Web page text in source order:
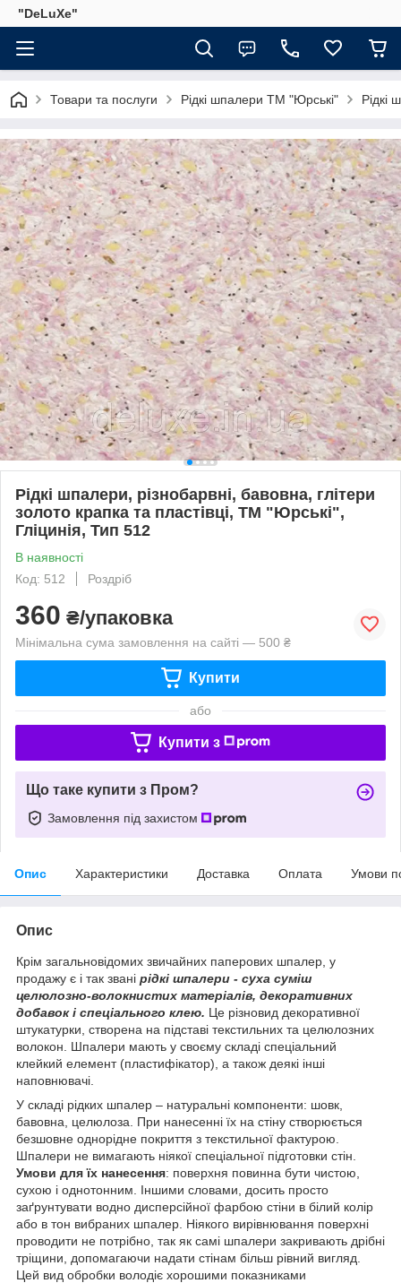
"DeLuХe"
Товари та послуги Рідкі шпалери ТМ "Юрські" Рідкі
Рідкі шпалери, різнобарвні, бавовна, глітери
золото крапка та пластівці, ТМ "Юрські",
Гліцинія, Тип 512
В наявності
Код: 512
Роздріб
360 ₴/упаковка
Мінімальна сума замовлення на сайті — 500 ₴
Купити
або
Купити з
Що таке купити з Пром?
Замовлення під захистом
Опис Характеристики Доставка Оплата Умови
Опис
Крім загальновідомих звичайних паперових шпалер, у
продажу є і так звані рідкі шпалери - суха суміш
целюлозно-волокнистих матеріалів, декоративних
добавок і спеціального клею. Це різновид декоративної
штукатурки, створена на підставі текстильних та целюлозних
волокон. Шпалери мають у своєму складі спеціальний
клейкий елемент (пластифікатор), а також деякі інші
наповнювачі.
У складі рідких шпалер – натуральні компоненти: шовк,
бавовна, целюлоза. При нанесенні їх на стіну створюється
безшовне однорідне покриття з текстильної фактурою.
Шпалери не вимагають ніякої спеціальної підготовки стін.
Умови для їх нанесення: поверхня повинна бути чистою,
сухою і однотонним. Іншими словами, досить просто
заґрунтувати водно дисперсійної фарбою стіни в білий колір
або в тон вибраних шпалер. Ніякого вирівнювання поверхні
проводити не потрібно, так як самі шпалери закривають дрібні
тріщини, допомагаючи надати стінам більш рівний вигляд.
Цей вид обробки володіє хорошими показниками